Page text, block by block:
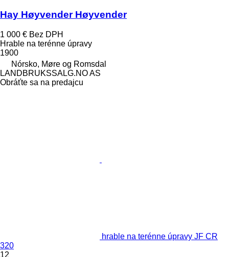
Hay Høyvender Høyvender
1 000 € Bez DPH
Hrable na terénne úpravy
1900
Nórsko, Møre og Romsdal
LANDBRUKSSALG.NO AS
Obráťte sa na predajcu
hrable na terénne úpravy JF CR
320
12